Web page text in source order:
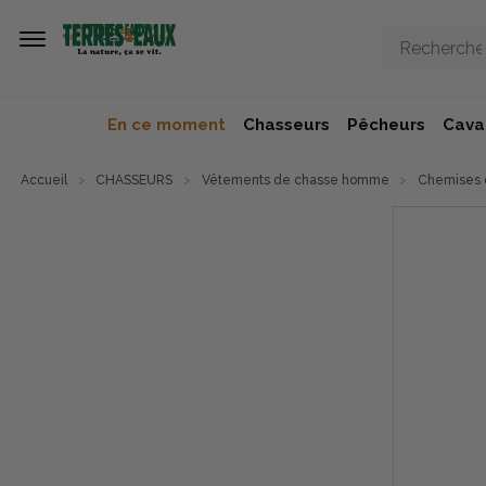
En ce moment Chasseurs Pêcheurs
Accueil CHASSEURS Vêtements de chasse homme Chemises